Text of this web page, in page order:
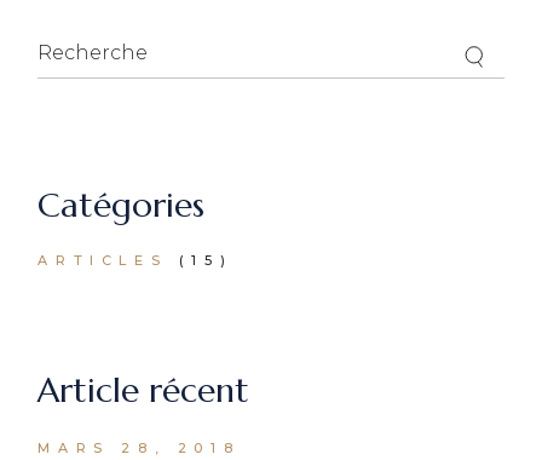
Recherche
for:
Catégories
ARTICLES (15)
Article récent
MARS 28, 2018